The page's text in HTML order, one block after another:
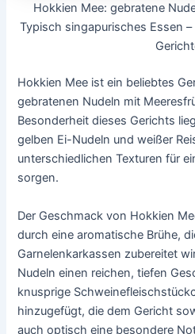
Hokkien Mee: gebratene
Typisch singapurisches Essen
Hokkien Mee ist ein beliebtes
gebratenen Nudeln mit
Besonderheit dieses Gerichts
gelben Ei-Nudeln und weißer
unterschiedlichen Texturen für
sorgen.
Der Geschmack von Hokkien
durch eine aromatische Brühe,
Garnelenkarkassen zubereitet
Nudeln einen reichen, tiefen
knusprige
hinzugefügt, die dem Gericht
auch optisch eine besondere